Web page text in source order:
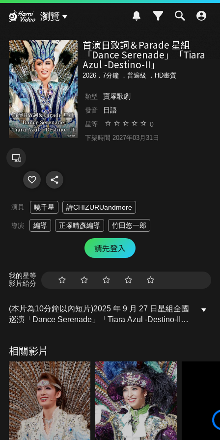
瀏覽
首演日致詞＆Parade 星組
「Dance Serenade」「Tiara
Azul -Destino-II」
2026．7分鐘 ． 普遍級 ．HD畫質
類型 寶塚歌劇
發音 日語
星等 0
下架時間 2027年03月31日
演員 曉千星 詩CHIZURUandmore
導演 編導 正塚晴彥編導 竹田悠一郎
請先登入
我的星等
影片給分
(本片為10分鐘以內短片)2025 年 9 月 27 日星組全國
巡演「Dance Serenade」「Tiara Azul -Destino-II」
相關影片